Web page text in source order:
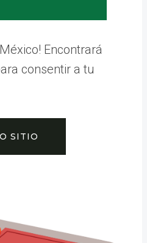
Encontrará
consentir a tu
SITIO